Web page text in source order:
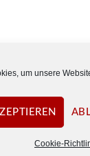
um unsere
Cookie-